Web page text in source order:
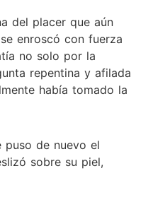
del placer que aún
enroscó con fuerza
no solo por la
repentina y afilada
había tomado la
puso de nuevo el
sobre su piel,